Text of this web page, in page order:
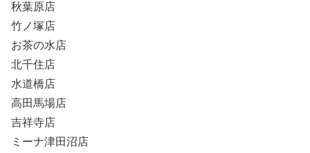
秋葉原店
竹ノ塚店
お茶の水店
北千住店
水道橋店
高田馬場店
吉祥寺店
ミーナ津田沼店